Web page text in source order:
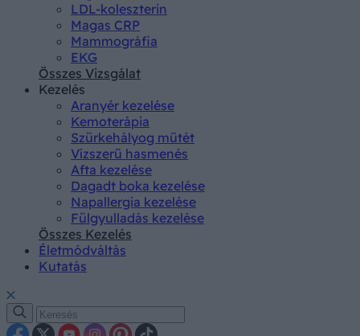
LDL-koleszterin
Magas CRP
Mammográfia
EKG
Összes Vizsgálat
Kezelés
Aranyér kezelése
Kemoterápia
Szürkehályog műtét
Vízszerű hasmenés
Afta kezelése
Dagadt boka kezelése
Napallergia kezelése
Fülgyulladás kezelése
Összes Kezelés
Életmódváltás
Kutatás